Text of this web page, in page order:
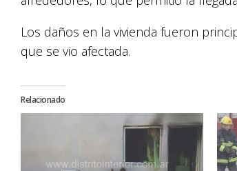
Los daños en la vivienda fueron
que se vio afectada.
Relacionado